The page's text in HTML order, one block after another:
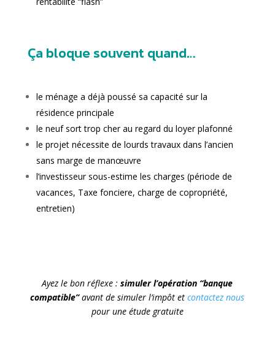
Ça bloque souvent quand…
le ménage a déjà poussé sa capacité sur la
résidence principale
le neuf sort trop cher au regard du loyer plafonné
le projet nécessite de lourds travaux dans l’ancien
sans marge de manœuvre
l’investisseur sous-estime les charges (période de
vacances, Taxe fonciere, charge de copropriété,
entretien)
Ayez le bon réflexe :simuler l’opération “banque
compatible”avant de simuler l’impôt etcontactez nous
pour une étude gratuite